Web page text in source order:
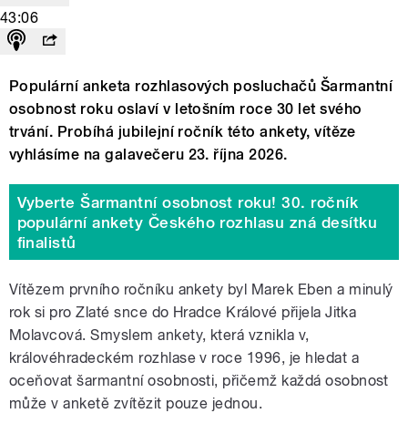
43:06
Populární anketa rozhlasových posluchačů Šarmantní
osobnost roku oslaví v letošním roce 30 let svého
trvání. Probíhá jubilejní ročník této ankety, vítěze
vyhlásíme na galavečeru 23. října 2026.
Vyberte Šarmantní osobnost roku! 30. ročník
populární ankety Českého rozhlasu zná desítku
finalistů
Vítězem prvního ročníku ankety byl Marek Eben a minulý
rok si pro Zlaté snce do Hradce Králové přijela Jitka
Molavcová. Smyslem ankety, která vznikla v,
královéhradeckém rozhlase v roce 1996, je hledat a
oceňovat šarmantní osobnosti, přičemž každá osobnost
může v anketě zvítězit pouze jednou.